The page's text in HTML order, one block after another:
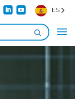
  ES